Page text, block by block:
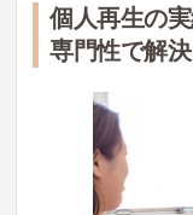
個人再生の
専門性で解